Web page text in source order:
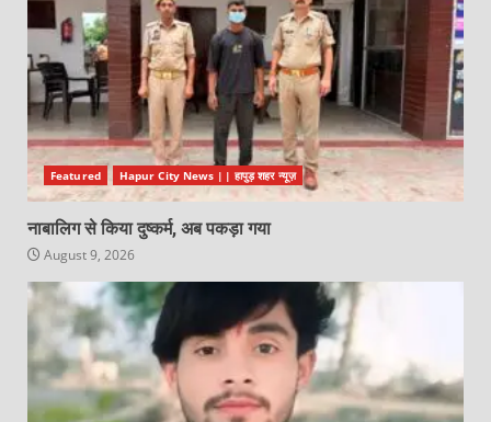
Featured Hapur City News || हापुड़ शहर न्यूज़
नाबालिग से किया दुष्कर्म, अब पकड़ा गया
August 9, 2026